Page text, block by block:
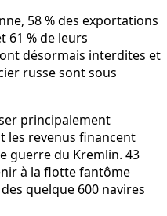
58 % des exportations
61 % de leurs
désormais interdites et
russe sont sous
principalement
les revenus financent
guerre du Kremlin. 43
à la flotte fantôme
quelque 600 navires